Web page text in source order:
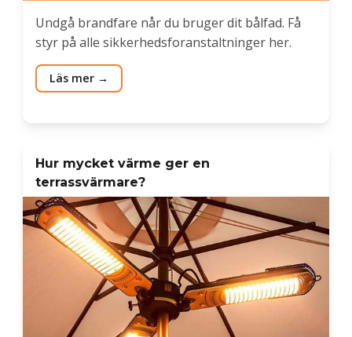
Undgå brandfare når du bruger dit bålfad. Få
styr på alle sikkerhedsforanstaltninger her.
Läs mer
Hur mycket värme ger en
terrassvärmare?